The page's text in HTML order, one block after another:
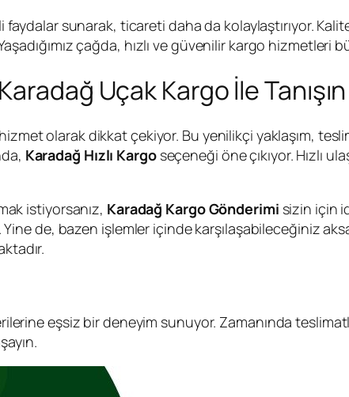
sunarak, ticareti daha da kolaylaştırıyor.
çağda, hızlı ve güvenilir kargo hizmetleri
Uçak Kargo İle Tanışın
olarak dikkat çekiyor. Bu yenilikçi yaklaşım,
Karadağ Hızlı Kargoseçeneği öne çıkıyor. Hızlı
istiyorsanız, Karadağ Kargo Gönderimi sizin için
de, bazen işlemler içinde karşılaşabileceğiniz
eşsiz bir deneyim sunuyor. Zamanında